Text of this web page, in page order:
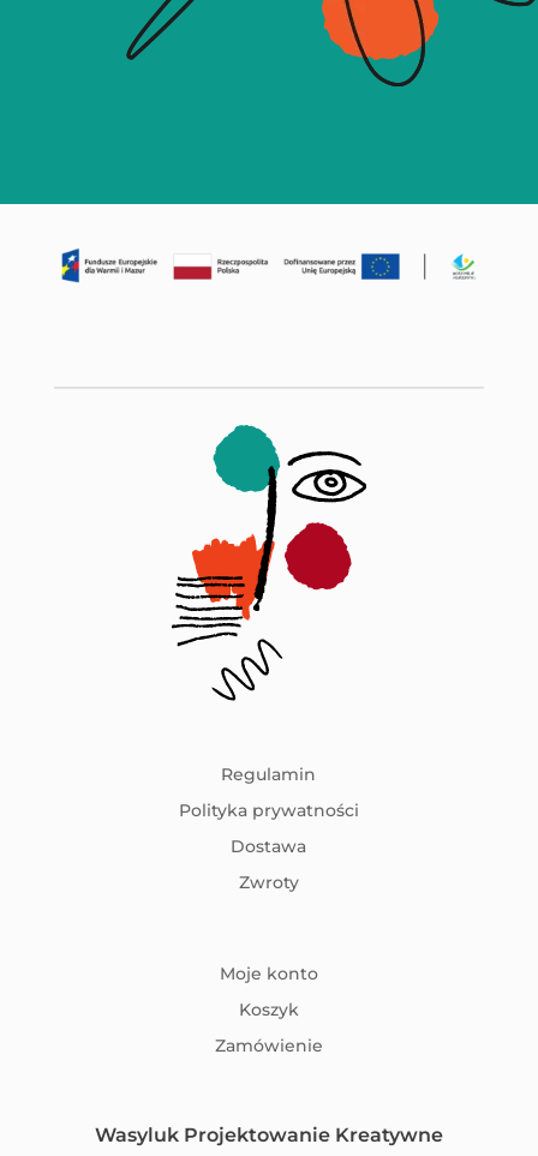
Regulamin
Polityka prywatności
Dostawa
Zwroty
Moje konto
Koszyk
Zamówienie
Wasyluk Projektowanie Kreatywne